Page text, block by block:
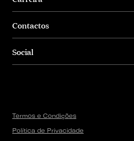
Contactos
Social
Termos e Condições
Política de Privacidade